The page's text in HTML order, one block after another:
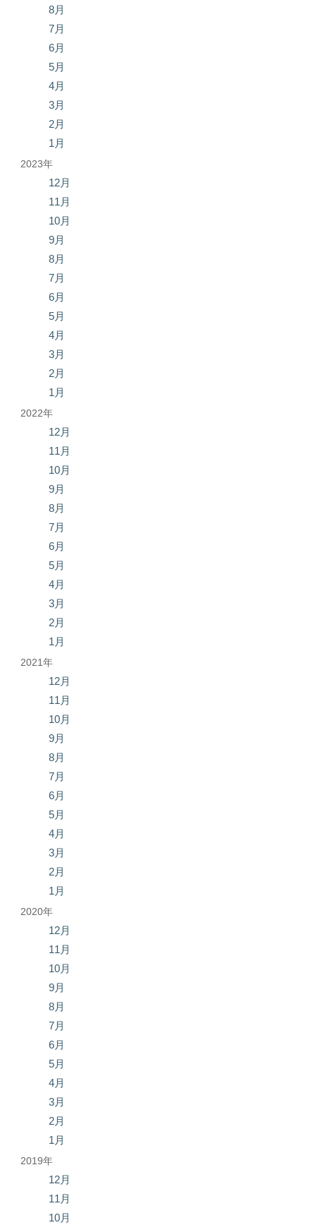
8月
7月
6月
5月
4月
3月
2月
1月
2023年
12月
11月
10月
9月
8月
7月
6月
5月
4月
3月
2月
1月
2022年
12月
11月
10月
9月
8月
7月
6月
5月
4月
3月
2月
1月
2021年
12月
11月
10月
9月
8月
7月
6月
5月
4月
3月
2月
1月
2020年
12月
11月
10月
9月
8月
7月
6月
5月
4月
3月
2月
1月
2019年
12月
11月
10月